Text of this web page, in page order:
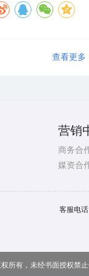
查看更多
营销
商务合
媒资合
客服电
权所有，未经书面授权